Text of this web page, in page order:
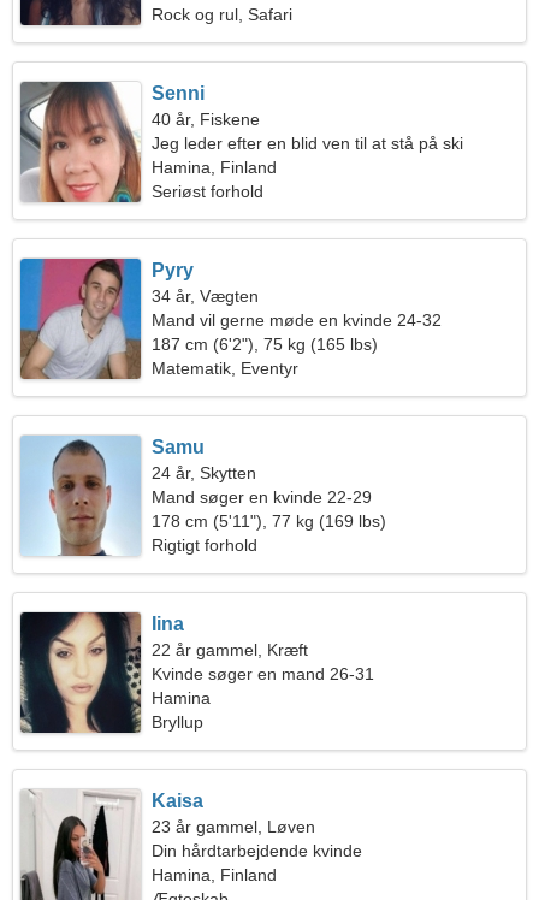
Rock og rul, Safari
Senni
40 år, Fiskene
Jeg leder efter en blid ven til at stå på ski
sammen
Hamina, Finland
Seriøst forhold
Pyry
34 år, Vægten
Mand vil gerne møde en kvinde 24-32
187 cm (6'2"), 75 kg (165 lbs)
Matematik, Eventyr
Samu
24 år, Skytten
Mand søger en kvinde 22-29
178 cm (5'11"), 77 kg (169 lbs)
Rigtigt forhold
Iina
22 år gammel, Kræft
Kvinde søger en mand 26-31
Hamina
Bryllup
Kaisa
23 år gammel, Løven
Din hårdtarbejdende kvinde
Hamina, Finland